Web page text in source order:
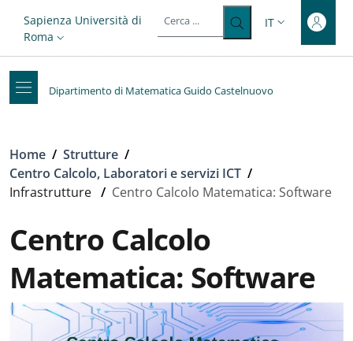
Top-level heading
Slim top
Sapienza Università di
Roma
SELETTORE
IT
Dipartimento di Matematica Guido Castelnuovo
Briciole di pane
Home / Strutture /
Centro Calcolo, Laboratori e servizi ICT /
Infrastrutture / Centro Calcolo Matematica: Software
Centro Calcolo
Matematica: Software